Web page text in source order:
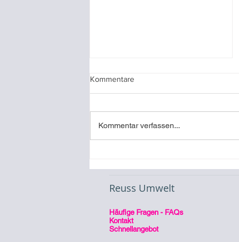
Kommentare
Kommentar verfassen...
Reuss Umwelt
Häufige Fragen - FAQs
Kontakt
Schnellangebot